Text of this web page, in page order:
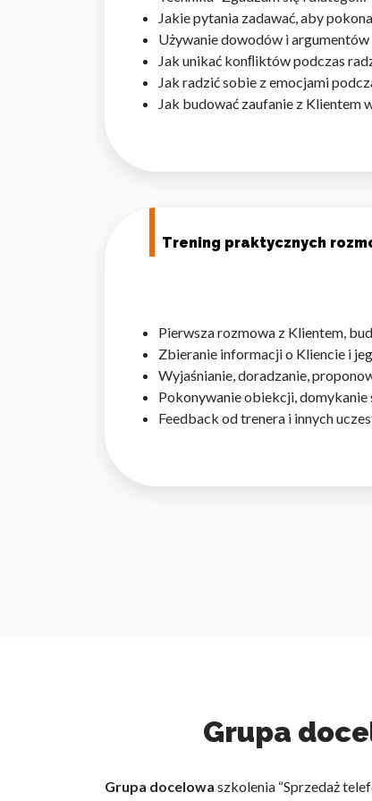
Jakie pytania zadawać, aby
Używanie dowodów i
Jak unikać konﬂiktów podczas
Jak radzić sobie z emocjami
Jak budować zaufanie z Klientem
Trening praktycznych
Pierwsza rozmowa z Klientem,
Zbieranie informacji o Kliencie i
Wyjaśnianie, doradzanie,
Pokonywanie obiekcji, domykanie
Feedback od trenera i innych
Grupa
Grupa docelowa szkolenia “Sprzedaż